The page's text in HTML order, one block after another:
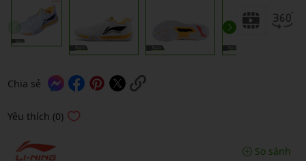
Chia sẻ
Yêu thích (0)
So sánh